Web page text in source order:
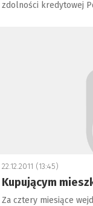
zdolności kredytowej
22.12.2011 (13:45)
Kupującym
Za cztery miesiące